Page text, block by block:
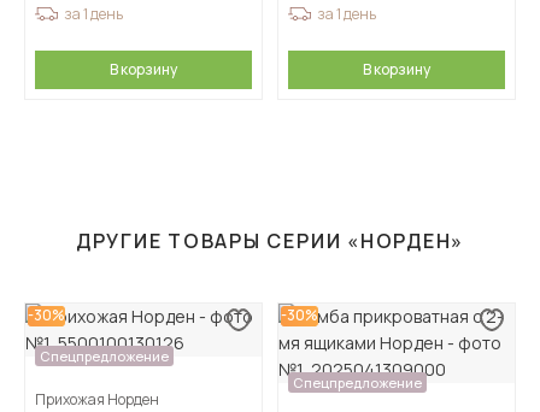
за 1 день
В корзину
за 1 день
В корзину
ДРУГИЕ ТОВАРЫ СЕРИИ «НОРДЕН»
-30%
Спецпредложение
Прихожая Норден
-30%
Спецпредложение